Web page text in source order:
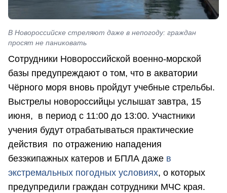
В Новороссийске стреляют даже в непогоду: граждан
просят не паниковать
Сотрудники Новороссийской военно-морской
базы предупреждают о том, что в акватории
Чёрного моря вновь пройдут учебные стрельбы.
Выстрелы новороссийцы услышат завтра, 15
июня, в период с 11:00 до 13:00. Участники
учения будут отрабатываться практические
действия по отражению нападения
безэкипажных катеров и БПЛА даже в
экстремальных погодных условиях, о которых
предупредили граждан сотрудники МЧС края.